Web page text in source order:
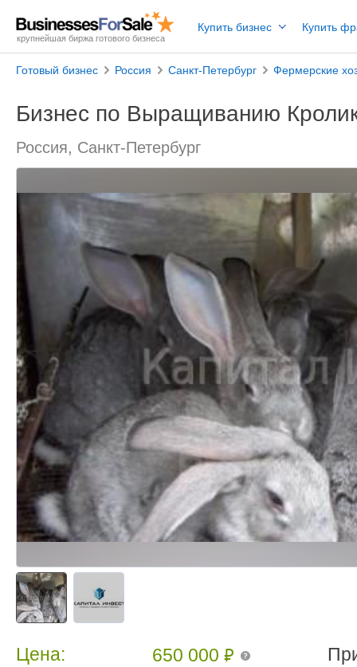
крупнейшая биржа готового бизнеса
Купить бизнес Купить
Готовый бизнес Россия Санкт-Петербург Фермерские
Бизнес по Выращиванию
Россия, Санкт-Петербург
Цена: 650 000₽